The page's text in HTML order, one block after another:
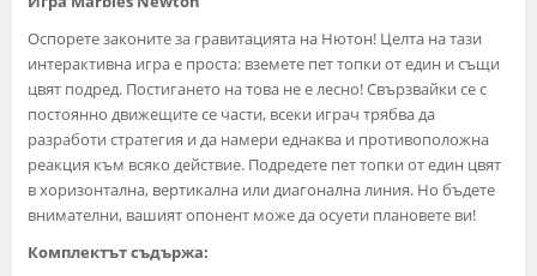
Оспорете законите за гравитацията на Нютон! Целта на тази
интерактивна игра е проста: вземете пет топки от един и същи
цвят подред. Постигането на това не е лесно! Свързвайки се с
постоянно движещите се части, всеки играч трябва да
разработи стратегия и да намери еднаква и противоположна
реакция към всяко действие. Подредете пет топки от един цвят
в хоризонтална, вертикална или диагонална линия. Но бъдете
внимателни, вашият опонент може да осуети плановете ви!
Комплектът съдържа: